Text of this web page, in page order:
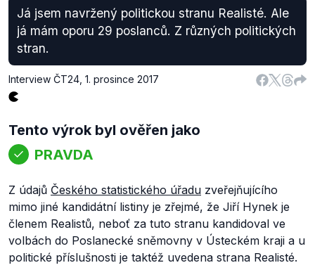
Já jsem navržený politickou stranu Realisté. Ale
já mám oporu 29 poslanců. Z různých politických
stran.
Interview ČT24 1. prosince 2017
Tento výrok byl ověřen jako
PRAVDA
Z údajů Českého statistického úřadu zveřejňujícího
mimo jiné kandidátní listiny je zřejmé, že Jiří Hynek je
členem Realistů, neboť za tuto stranu kandidoval ve
volbách do Poslanecké sněmovny v Ústeckém kraji a u
politické příslušnosti je taktéž uvedena strana Realisté.